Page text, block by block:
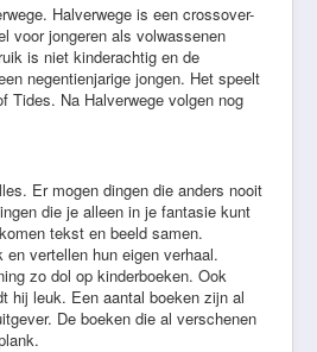
Halverwege is een crossover-
voor jongeren als volwassenen
is niet kinderachtig en de
negentienjarige jongen. Het speelt
Tides. Na Halverwege volgen nog
Er mogen dingen die anders nooit
die je alleen in je fantasie kunt
tekst en beeld samen.
vertellen hun eigen verhaal.
zo dol op kinderboeken. Ook
hij leuk. Een aantal boeken zijn al
De boeken die al verschenen